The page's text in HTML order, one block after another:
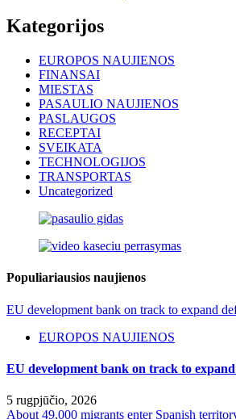
Kategorijos
EUROPOS NAUJIENOS
FINANSAI
MIESTAS
PASAULIO NAUJIENOS
PASLAUGOS
RECEPTAI
SVEIKATA
TECHNOLOGIJOS
TRANSPORTAS
Uncategorized
Populiariausios naujienos
EU development bank on track to expand
EUROPOS NAUJIENOS
EU development bank on track to
5 rugpjūčio, 2026
About 49,000 migrants enter Spanish